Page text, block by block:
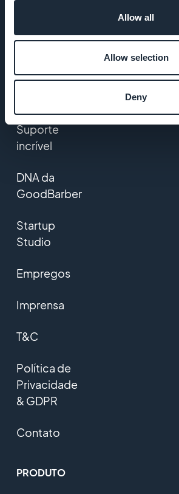
Allow all
Allow selection
Deny
Suporte
incrível
DNA da
GoodBarber
Startup
Studio
Empregos
Imprensa
T&C
Política de
Privacidade
& GDPR
Contato
PRODUTO